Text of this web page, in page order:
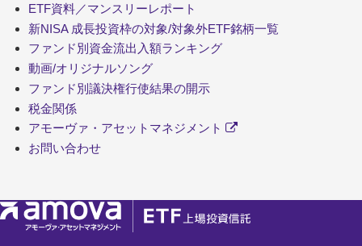
ETF資料／マンスリーレポート
新NISA 成長投資枠の対象/対象外ETF銘柄一覧
ファンド別資金流出入額ランキング
動画/オリジナルソング
ファンド別議決権行使結果の開示
税金関係
アモーヴァ・アセットマネジメント
お問い合わせ